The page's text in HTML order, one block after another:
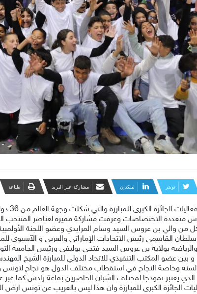
تويتر لينكدإن مشاركة عبر البريد طباعة
متعددة الاختصاصات وعرفت مشاركة مميزه لعناصر المنتخب
والي بن عروس السيد وسام المرايدي وعضو اللجنة الأولمبية
القاسمي رئيس الاتحادات الإماراتي والعربي و الآسيوي
بولاية بن عروس السيد فتحي بوليفي ورئيس الجامعة
و بين عضو المكتب التنفيذي للاتحاد الدولي للمبارزة
وخاصة النجاح في استقطاب مختلف الدول هو نجاح لتونس
و الذي يعتبر نموذجا لمختلف الشبان الحاضرين بقاعة رادس كما
الجائزة الكبرى للمبارزة وان هذا ليس بالغريب عن تونس ارض